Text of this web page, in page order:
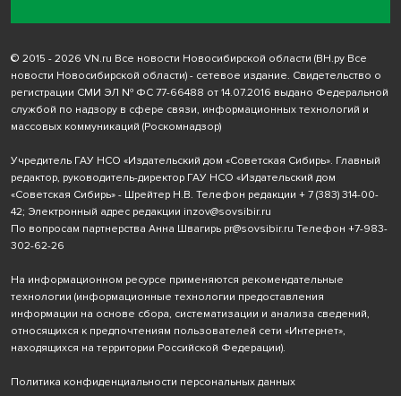
© 2015 - 2026 VN.ru Все новости Новосибирской области (ВН.ру Все
новости Новосибирской области) - сетевое издание. Свидетельство о
регистрации СМИ ЭЛ № ФС 77-66488 от 14.07.2016 выдано Федеральной
службой по надзору в сфере связи, информационных технологий и
массовых коммуникаций (Роскомнадзор)
Учредитель ГАУ НСО «Издательский дом «Советская Сибирь». Главный
редактор, руководитель-директор ГАУ НСО «Издательский дом
«Советская Сибирь» - Шрейтер Н.В. Телефон редакции + 7 (383) 314-00-
42; Электронный адрес редакции inzov@sovsibir.ru
По вопросам партнерства Анна Швагирь pr@sovsibir.ru Телефон +7-983-
302-62-26
На информационном ресурсе применяются рекомендательные
технологии (информационные технологии предоставления
информации на основе сбора, систематизации и анализа сведений,
относящихся к предпочтениям пользователей сети «Интернет»,
находящихся на территории Российской Федерации).
Политика конфиденциальности персональных данных